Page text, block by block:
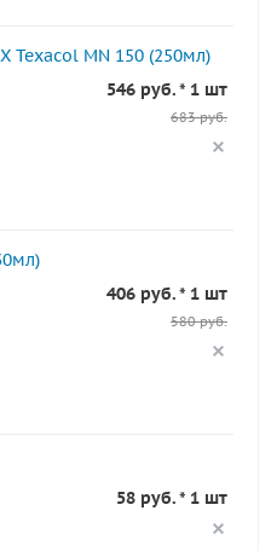
Texacol МN 150 (250мл)
546 руб. * 1 шт
683 руб.
406 руб. * 1 шт
580 руб.
58 руб. * 1 шт